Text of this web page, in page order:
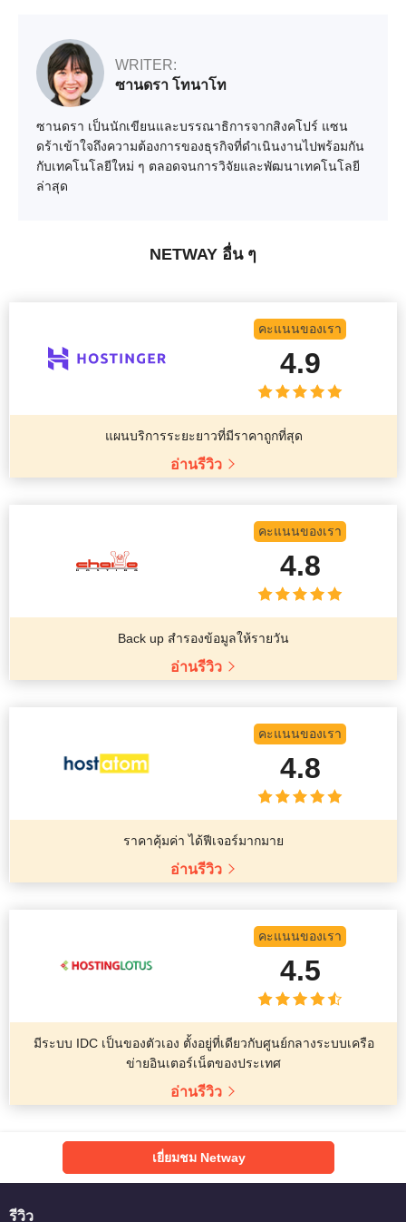
WRITER:
ซานดรา โทนาโท
ซานดรา เป็นนักเขียนและบรรณาธิการจากสิงคโปร์ แซน
ดร้าเข้าใจถึงความต้องการของธุรกิจที่ดำเนินงานไปพร้อมกัน
กับเทคโนโลยีใหม่ ๆ ตลอดจนการวิจัยและพัฒนาเทคโนโลยี
ล่าสุด
NETWAY อื่น ๆ
คะแนนของเรา
4.9
แผนบริการระยะยาวที่มีราคาถูกที่สุด
อ่านรีวิว
คะแนนของเรา
4.8
Back up สำรองข้อมูลให้รายวัน
อ่านรีวิว
คะแนนของเรา
4.8
ราคาคุ้มค่า ได้ฟีเจอร์มากมาย
อ่านรีวิว
คะแนนของเรา
4.5
มีระบบ IDC เป็นของตัวเอง ตั้งอยู่ที่เดียวกับศูนย์กลางระบบเครือ
ข่ายอินเตอร์เน็ตของประเทศ
อ่านรีวิว
เยี่ยมชม Netway
รีวิว